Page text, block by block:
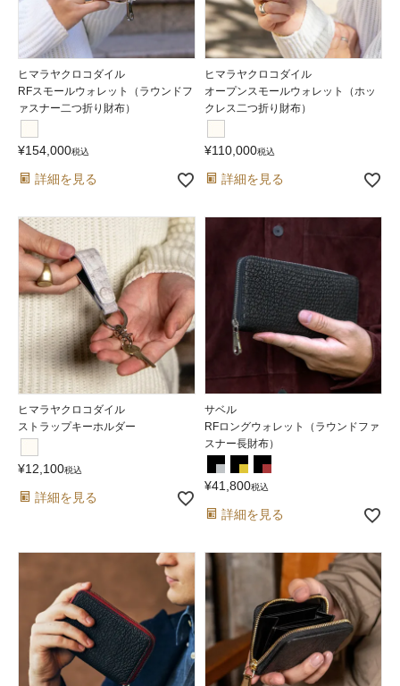
ヒマラヤクロコダイル
RFスモールウォレット（ラウンドフ
ァスナー二つ折り財布）
¥154,000税込
詳細を見る
ヒマラヤクロコダイル
オープンスモールウォレット（ホッ
クレス二つ折り財布）
¥110,000税込
詳細を見る
ヒマラヤクロコダイル
ストラップキーホルダー
¥12,100税込
詳細を見る
サベル
RFロングウォレット（ラウンドファ
スナー長財布）
¥41,800税込
詳細を見る